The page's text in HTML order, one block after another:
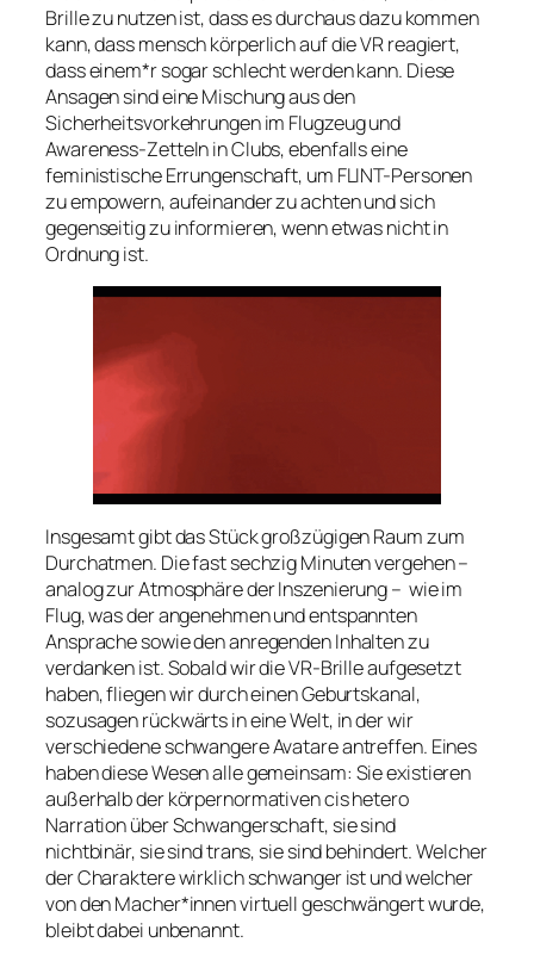
Brille zu nutzen ist, dass es durchaus dazu kommen
kann, dass mensch körperlich auf die VR reagiert,
dass einem*r sogar schlecht werden kann. Diese
Ansagen sind eine Mischung aus den
Sicherheitsvorkehrungen im Flugzeug und
Awareness-Zetteln in Clubs, ebenfalls eine
feministische Errungenschaft, um FLINT-Personen
zu empowern, aufeinander zu achten und sich
gegenseitig zu informieren, wenn etwas nicht in
Ordnung ist.
Insgesamt gibt das Stück großzügigen Raum zum
Durchatmen. Die fast sechzig Minuten vergehen –
analog zur Atmosphäre der Inszenierung – wie im
Flug, was der angenehmen und entspannten
Ansprache sowie den anregenden Inhalten zu
verdanken ist. Sobald wir die VR-Brille aufgesetzt
haben, fliegen wir durch einen Geburtskanal,
sozusagen rückwärts in eine Welt, in der wir
verschiedene schwangere Avatare antreffen. Eines
haben diese Wesen alle gemeinsam: Sie existieren
außerhalb der körpernormativen cis hetero
Narration über Schwangerschaft, sie sind
nichtbinär, sie sind trans, sie sind behindert. Welcher
der Charaktere wirklich schwanger ist und welcher
von den Macher*innen virtuell geschwängert wurde,
bleibt dabei unbenannt.